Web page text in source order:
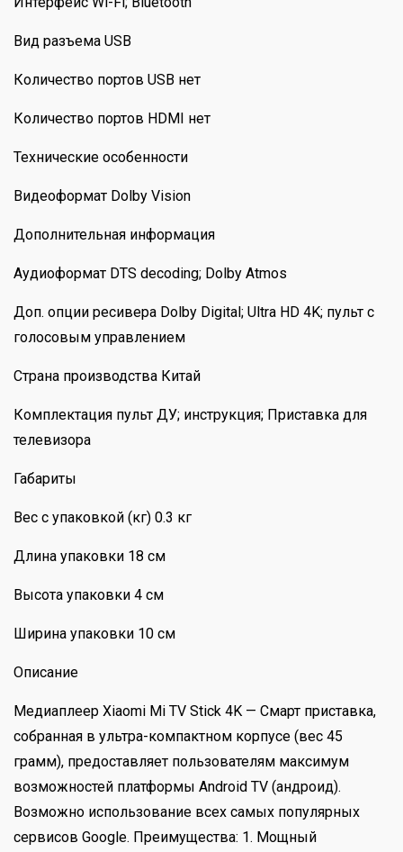
Вид разъема USB
Количество портов USB нет
Количество портов HDMI нет
Технические особенности
Видеоформат Dolby Vision
Дополнительная информация
Аудиоформат DTS decoding; Dolby Atmos
Доп. опции ресивера Dolby Digital; Ultra HD 4K; пульт с
голосовым управлением
Страна производства Китай
Комплектация пульт ДУ; инструкция; Приставка для
телевизора
Габариты
Вес с упаковкой (кг) 0.3 кг
Длина упаковки 18 см
Высота упаковки 4 см
Ширина упаковки 10 см
Описание
Медиаплеер Xiaomi Mi TV Stick 4K — Смарт приставка,
собранная в ультра-компактном корпусе (вес 45
грамм), предоставляет пользователям максимум
возможностей платформы Android TV (андроид).
Возможно использование всех самых популярных
сервисов Google. Преимущества: 1. Мощный